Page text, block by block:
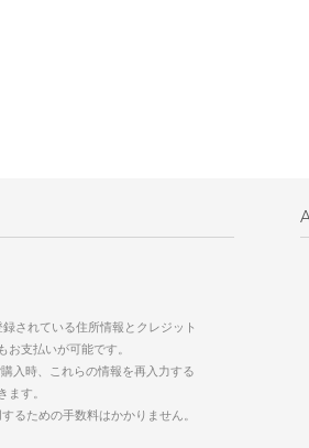
されている住所情報とクレジット
支払いが可能です。
入時、これらの情報を再入力する
す。
るための手数料はかかりません。